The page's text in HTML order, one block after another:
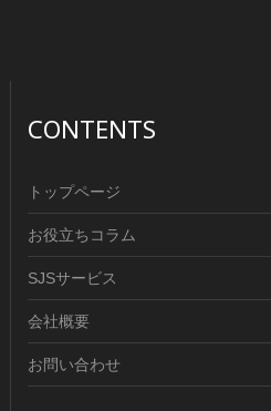
CONTENTS
トップページ
お役立ちコラム
SJSサービス
会社概要
お問い合わせ